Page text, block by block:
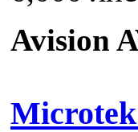
Avision